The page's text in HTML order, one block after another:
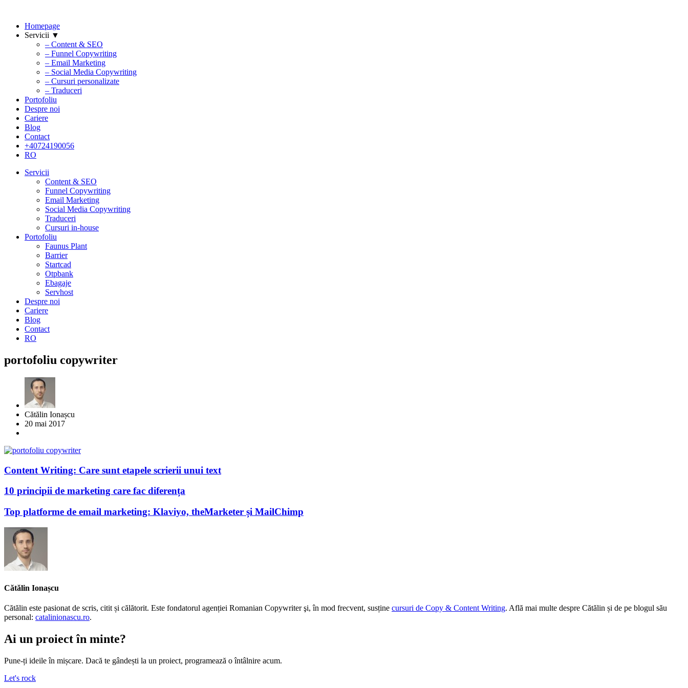
Homepage
Servicii ▼
– Content & SEO
– Funnel Copywriting
– Email Marketing
– Social Media Copywriting
– Cursuri personalizate
– Traduceri
Portofoliu
Despre noi
Cariere
Blog
Contact
+40724190056
RO
Servicii
Content & SEO
Funnel Copywriting
Email Marketing
Social Media Copywriting
Traduceri
Cursuri in-house
Portofoliu
Faunus Plant
Barrier
Startcad
Otpbank
Ebagaje
Servhost
Despre noi
Cariere
Blog
Contact
RO
portofoliu copywriter
Cătălin Ionașcu
20 mai 2017
Content Writing: Care sunt etapele scrierii unui text
10 principii de marketing care fac diferența
Top platforme de email marketing: Klaviyo, theMarketer și MailChimp
Cătălin Ionașcu
Cătălin este pasionat de scris, citit și călătorit. Este fondatorul agenției Romanian Copywriter şi, în mod frecvent, susține cursuri de Copy & Content Writing. Află mai multe despre Cătălin și de pe blogul său
personal: catalinionascu.ro.
Ai un proiect în minte?
Pune-ți ideile în mișcare. Dacă te gândești la un proiect, programează o întâlnire acum.
Let's rock